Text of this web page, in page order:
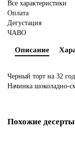
Все характеристики
Оплата
Дегустация
ЧАВО
Описание
Черный торт на 32
Начинка шоколадно-
Похожие десерты